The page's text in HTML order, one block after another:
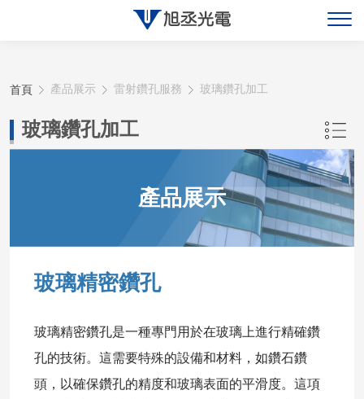
最新消息
產品展示
聯絡旭丞
首頁 產品展示 雷射鑽孔服務 玻璃鑽孔加工
玻璃鑽孔加工
產品展示
玻璃精密鑽孔
玻璃精密鑽孔是一種專門用於在玻璃上進行精確鑽
孔的技術。這需要特殊的設備和材料，如鑽石鑽
頭，以確保鑽孔的精度和玻璃表面的平滑度。這項